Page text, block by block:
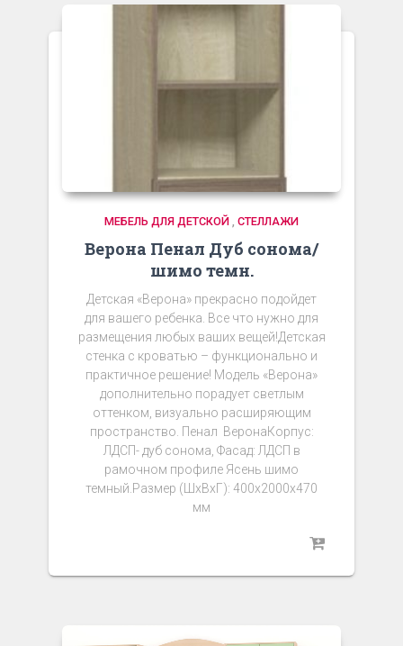
МЕБЕЛЬ ДЛЯ ДЕТСКОЙ СТЕЛЛАЖИ
Верона Пенал Дуб сонома/
шимо темн.
Детская «Верона» прекрасно подойдет
для вашего ребенка. Все что нужно для
размещения любых ваших вещей!Детская
стенка с кроватью – функционально и
практичное решение! Модель «Верона»
дополнительно порадует светлым
оттенком, визуально расширяющим
пространство. Пенал ВеронаКорпус:
ЛДСП- дуб сонома, Фасад: ЛДСП в
рамочном профиле Ясень шимо
темный.Размер (ШхВхГ): 400х2000х470
мм